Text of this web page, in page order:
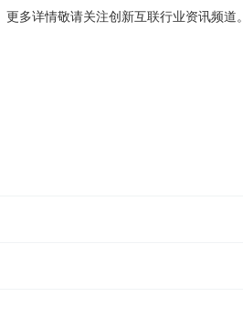
多详情敬请关注创新互联行业资讯频道。